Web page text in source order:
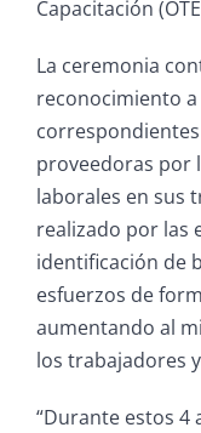
Capacitación
La ceremonia
reconocimiento
proveedoras por
laborales en sus
realizado por las
identificación de
esfuerzos de
aumentando al
los trabajadores
“Durante estos 4